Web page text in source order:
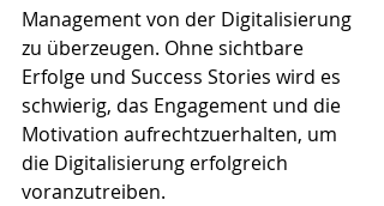
Management von der Digitalisierung
zu überzeugen. Ohne sichtbare
Erfolge und Success Stories wird es
schwierig, das Engagement und die
Motivation aufrechtzuerhalten, um
die Digitalisierung erfolgreich
voranzutreiben.